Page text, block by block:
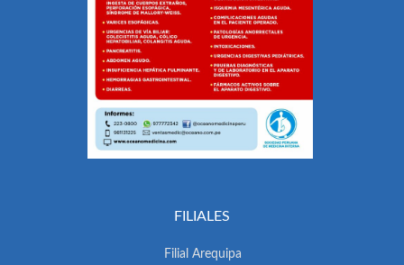
FILIALES
Filial Arequipa